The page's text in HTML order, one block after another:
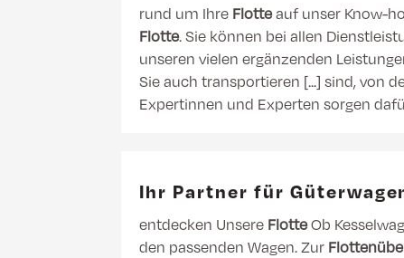
rund um Ihre Flotteauf unser Know-
Flotte. Sie können bei allen
unseren vielen ergänzenden
Sie auch transportieren [...] sind, von
Expertinnen und Experten sorgen
Ihr Partner für
entdecken Unsere FlotteOb
den passenden Wagen. Zur